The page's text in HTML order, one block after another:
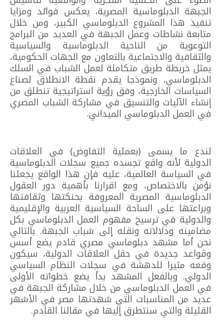
الجبهة الدبلوماسية المصرية، يعكس فوائد ومزايا
تنفيذ هذا المشروع الدبلوماسي الكبير، ومن خلال
متابعة نشاطات وعمل الجبهة في العديد من البرامج
التوعوية من الناحية الدبلوماسية والسياسية
والثقافية والاجتماعية بالتعاون مع الجهات الحكومية،
يمثل خريطة طريق متكاملة لعمل الشباب في السلك
الدبلوماسي، ونموذجا يقدم نقطة الانطلاق لصناع
السياسات الخارجية، وفق رؤية استراتيجية تنطلق من
إنشاء الآليات والتنسيق في مشاركة الشباب المصري
في العمل الدبلوماسي الميداني.
لندع ما يسمى (بعملية التفاوض) في العلاقات
الدولية لأنه واقع تجسده جميع سجلات الدبلوماسية
في السياسة العالمية، عليه فإن هذا الواقع يجعلنا
نؤمن بالاختصاص، ومع اقرارنا بأهمية دور العقول
الدبلوماسية المصرية المعروفة بحنكتها وثقافتها
وبراعتها على الساحة السياسية العربية والإقليمية
والدولية في ترسيخ مفهوم العمل الدبلوماسي بكل
مضامينه ودلالاته ونقله إلى شباب الجبهة. بالتالي
نحن أما مشهد دبلوماسي مصري قادم يضع أسس
وقواعد جديدة في حقل العلاقات الدولية، سيكون
وقعه مثيرا للدهشة في سجلات النظام السياسي
الدولي. وبالفعل المشهد بدأ يضع خطواته الأولى
في العمل الدبلوماسي من خلال مشاركة الجبهة في
عديد من المناسبات التي شهدتها مصر في الأشهر
القليلة والتي سنتطرق إليها في مقالنا القادم.